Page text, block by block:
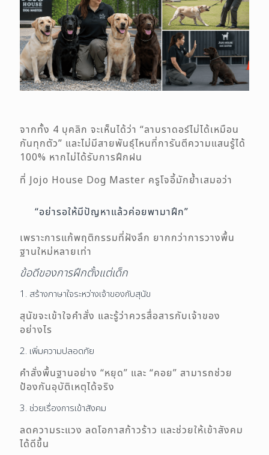
จากทั้ง 4 บุคลิก จะเห็นได้ว่า “ลาบราดอร์ไม่ได้เหมือน
กันทุกตัว” และไม่มีสายพันธุ์ไหนที่การันตีความแสนรู้ได้
100% หากไม่ได้รับการฝึกฝน
ที่ Jojo House Dog Master ครูโจอี้มักย้ำเสมอว่า
“อย่ารอให้มีปัญหาแล้วค่อยพามาฝึก”
เพราะการแก้พฤติกรรมที่ฝังลึก ยากกว่าการวางพื้น
ฐานใหม่หลายเท่า
ข้อดีของการฝึกตั้งแต่เด็ก
1. สร้างภาษาใจระหว่างเจ้าของกับสุนัข
สุนัขจะเข้าใจคำสั่ง และรู้ว่าควรสื่อสารกับเจ้าของ
อย่างไร
2. เพิ่มความปลอดภัย
คำสั่งพื้นฐานอย่าง “หยุด” และ “คอย” สามารถช่วย
ป้องกันอุบัติเหตุได้จริง
3. ช่วยเรื่องการเข้าสังคม
ลดความระแวง ลดโอกาสก้าวร้าว และช่วยให้เข้าสังคม
ได้ดีขึ้น